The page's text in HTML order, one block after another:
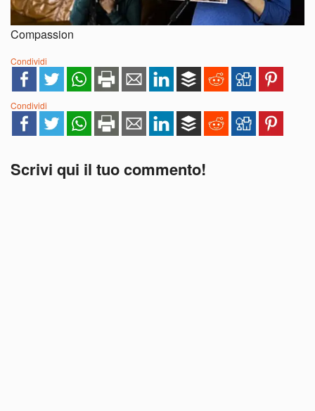
Compassion
Condividi
Condividi
Scrivi qui il tuo commento!